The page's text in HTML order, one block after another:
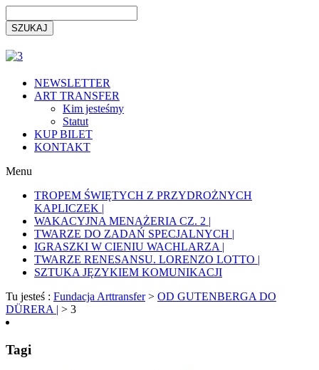
NEWSLETTER
ART TRANSFER
Kim jesteśmy
Statut
KUP BILET
KONTAKT
Menu
TROPEM ŚWIĘTYCH Z PRZYDROŻNYCH
KAPLICZEK |
WAKACYJNA MENAŻERIA CZ. 2 |
TWARZE DO ZADAŃ SPECJALNYCH |
IGRASZKI W CIENIU WACHLARZA |
TWARZE RENESANSU. LORENZO LOTTO |
SZTUKA JĘZYKIEM KOMUNIKACJI
Tu jesteś : Fundacja Arttransfer> OD GUTENBERGA DO
DÜRERA | > 3
Tagi